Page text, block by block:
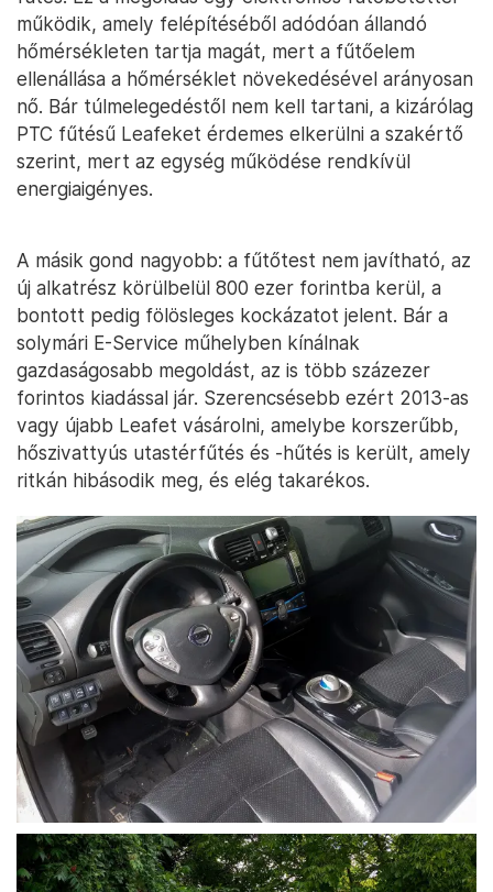
működik, amely felépítéséből adódóan állandó
hőmérsékleten tartja magát, mert a fűtőelem
ellenállása a hőmérséklet növekedésével arányosan
nő. Bár túlmelegedéstől nem kell tartani, a kizárólag
PTC fűtésű Leafeket érdemes elkerülni a szakértő
szerint, mert az egység működése rendkívül
energiaigényes.
A másik gond nagyobb: a fűtőtest nem javítható, az
új alkatrész körülbelül 800 ezer forintba kerül, a
bontott pedig fölösleges kockázatot jelent. Bár a
solymári E-Service műhelyben kínálnak
gazdaságosabb megoldást, az is több százezer
forintos kiadással jár. Szerencsésebb ezért 2013-as
vagy újabb Leafet vásárolni, amelybe korszerűbb,
hőszivattyús utastérfűtés és -hűtés is került, amely
ritkán hibásodik meg, és elég takarékos.